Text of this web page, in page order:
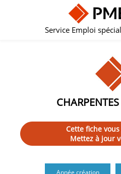
Service Emploi
Cette fiche
Mettez à jour
Année création